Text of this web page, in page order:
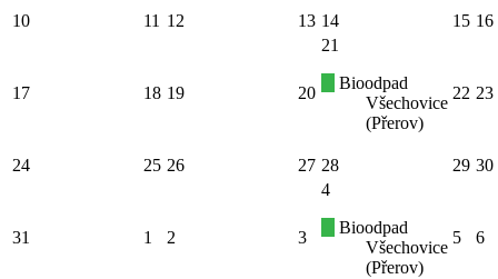
10 11 12 13 14 15 16
17 18 19 20
21
Bioodpad
Všechovice
(Přerov)
22 23
24 25 26 27 28 29 30
31 1 2 3
4
Bioodpad
Všechovice
(Přerov)
5 6